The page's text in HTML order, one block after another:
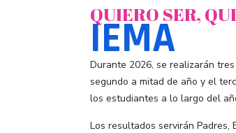
QUIERO SER,
IEMA
Durante 2026, se realizarán
segundo a mitad de año y el
los estudiantes a lo largo del
Los resultados servirán